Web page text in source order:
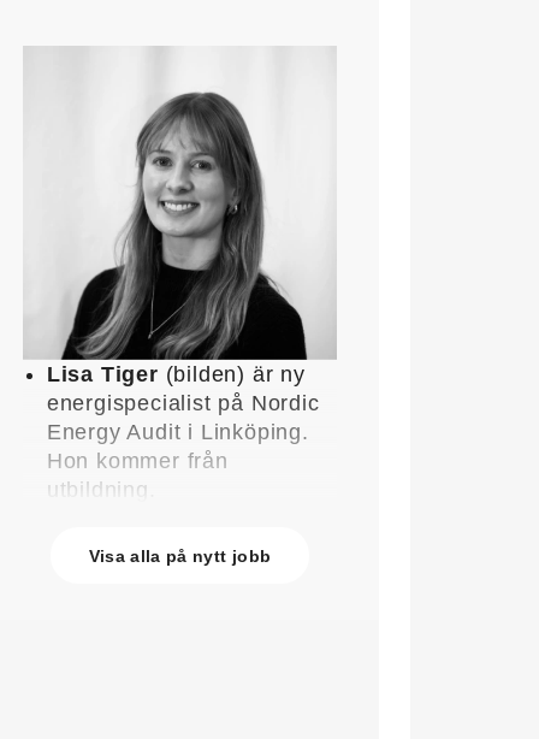
Lisa Tiger (bilden) är ny
energispecialist på Nordic
Energy Audit i Linköping.
Hon kommer från
utbildning.
affärschef för Service på
Visa alla på nytt jobb